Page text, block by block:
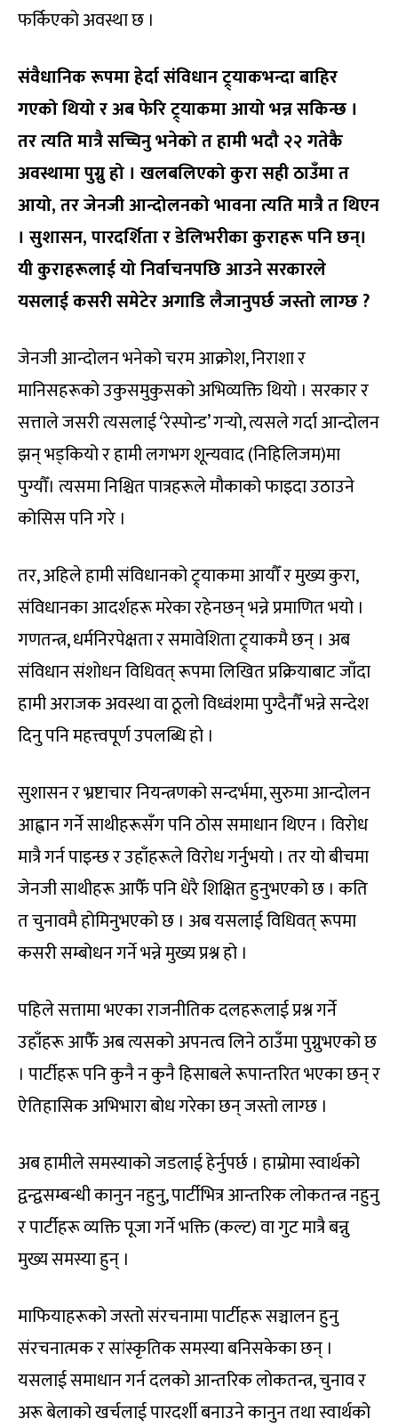
फर्किएको अवस्था छ ।
संवैधानिक रूपमा हेर्दा संविधान ट्र्याकभन्दा बाहिर
गएको थियो र अब फेरि ट्र्याकमा आयो भन्न सकिन्छ ।
तर त्यति मात्रै सच्चिनु भनेको त हामी भदौ २२ गतेकै
अवस्थामा पुग्नु हो । खलबलिएको कुरा सही ठाउँमा त
आयो,तर जेनजी आन्दोलनको भावना त्यति मात्रै त थिएन
। सुशासन,पारदर्शिता र डेलिभरीका कुराहरू पनि छन्।
यी कुराहरूलाई यो निर्वाचनपछि आउने सरकारले
यसलाई कसरी समेटेर अगाडि लैजानुपर्छ जस्तो लाग्छ?
जेनजी आन्दोलन भनेको चरम आक्रोश, निराशा र
मानिसहरूको उकुसमुकुसको अभिव्यक्ति थियो । सरकार र
सत्ताले जसरी त्यसलाई ‘रेस्पोन्ड’ गर्‍यो, त्यसले गर्दा आन्दोलन
झन् भड्कियो र हामी लगभग शून्यवाद (निहिलिजम)मा
पुग्यौँ। त्यसमा निश्चित पात्रहरूले मौकाको फाइदा उठाउने
कोसिस पनि गरे ।
तर, अहिले हामी संविधानको ट्र्याकमा आयौँ र मुख्य कुरा,
संविधानका आदर्शहरू मरेका रहेनछन् भन्ने प्रमाणित भयो ।
गणतन्त्र, धर्मनिरपेक्षता र समावेशिता ट्र्याकमै छन् । अब
संविधान संशोधन विधिवत् रूपमा लिखित प्रक्रियाबाट जाँदा
हामी अराजक अवस्था वा ठूलो विध्वंशमा पुग्दैनौँ भन्ने सन्देश
दिनु पनि महत्त्वपूर्ण उपलब्धि हो ।
सुशासन र भ्रष्टाचार नियन्त्रणको सन्दर्भमा, सुरुमा आन्दोलन
आह्वान गर्ने साथीहरूसँग पनि ठोस समाधान थिएन । विरोध
मात्रै गर्न पाइन्छ र उहाँहरूले विरोध गर्नुभयो । तर यो बीचमा
जेनजी साथीहरू आफैँ पनि धेरै शिक्षित हुनुभएको छ । कति
त चुनावमै होमिनुभएको छ । अब यसलाई विधिवत् रूपमा
कसरी सम्बोधन गर्ने भन्ने मुख्य प्रश्न हो ।
पहिले सत्तामा भएका राजनीतिक दलहरूलाई प्रश्न गर्ने
उहाँहरू आफैँ अब त्यसको अपनत्व लिने ठाउँमा पुग्नुभएको छ
। पार्टीहरू पनि कुनै न कुनै हिसाबले रूपान्तरित भएका छन् र
ऐतिहासिक अभिभारा बोध गरेका छन् जस्तो लाग्छ ।
अब हामीले समस्याको जडलाई हेर्नुपर्छ । हाम्रोमा स्वार्थको
द्वन्द्वसम्बन्धी कानुन नहुनु, पार्टीभित्र आन्तरिक लोकतन्त्र नहुनु
र पार्टीहरू व्यक्ति पूजा गर्ने भक्ति (कल्ट) वा गुट मात्रै बन्नु
मुख्य समस्या हुन् ।
माफियाहरूको जस्तो संरचनामा पार्टीहरू सञ्चालन हुनु
संरचनात्मक र सांस्कृतिक समस्या बनिसकेका छन् ।
यसलाई समाधान गर्न दलको आन्तरिक लोकतन्त्र, चुनाव र
अरू बेलाको खर्चलाई पारदर्शी बनाउने कानुन तथा स्वार्थको